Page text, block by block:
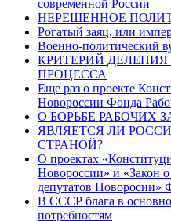
современной России
НЕРЕШЕННОЕ
Рогатый заяц, или
Военно-политический
КРИТЕРИЙ
ПРОЦЕССА
Еще раз о проекте
Новороссии Фонда
О БОРЬБЕ РАБОЧИХ
ЯВЛЯЕТСЯ ЛИ
СТРАНОЙ?
О проектах
Новороссии» и «Закон
депутатов Новоросии»
В СССР блага в
потребностям